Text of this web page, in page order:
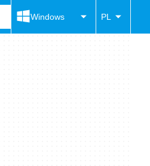
Windows PL